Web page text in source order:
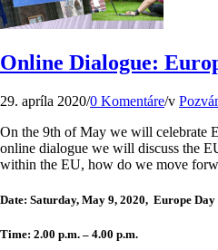
Online Dialogue:
29. apríla 2020/0 Komentáre/v
On the 9th of May we will celebrate
online dialogue we will discuss the
within the EU, how do we move
Date: Saturday, May 9, 2020, Europe Day
Time: 2.00 p.m. – 4.00 p.m.